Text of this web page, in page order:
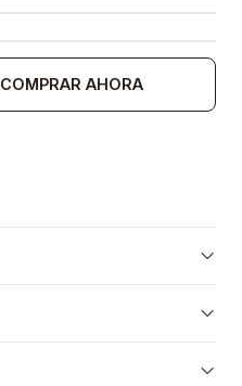
COMPRAR AHORA